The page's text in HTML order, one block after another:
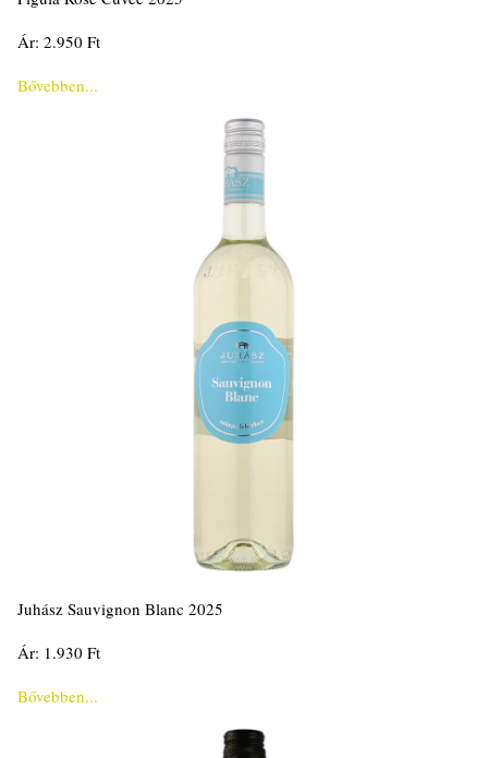
Ár: 2.950 Ft
Bővebben...
Juhász Sauvignon Blanc 2025
Ár: 1.930 Ft
Bővebben...